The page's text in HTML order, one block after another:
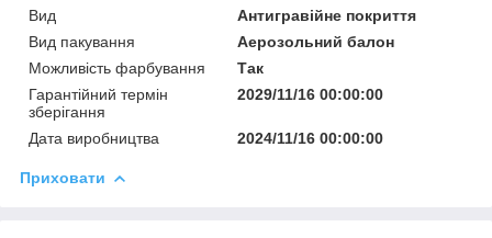
Вид
Антигравійне покриття
Вид пакування
Аерозольний балон
Можливість фарбування
Так
Гарантійний термін
зберігання
2029/11/16 00:00:00
Дата виробництва 2024/11/16 00:00:00
Приховати